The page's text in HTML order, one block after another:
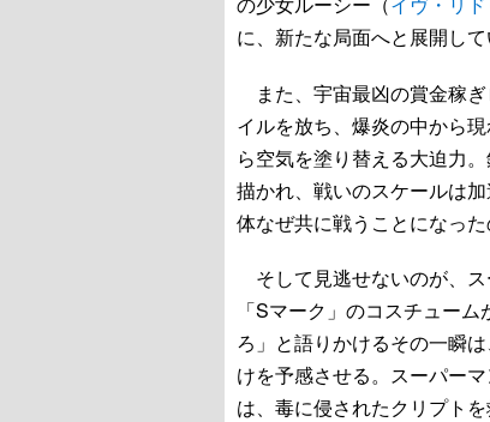
に、新たな局面へと展開して
また、宇宙最凶の賞金稼ぎ
イルを放ち、爆炎の中から
ら空気を塗り替える大迫力
描かれ、戦いのスケールは
体なぜ共に戦うことになった
そして見逃せないのが、
「Sマーク」のコスチュー
ろ」と語りかけるその一瞬
けを予感させる。スーパー
は、毒に侵されたクリプト